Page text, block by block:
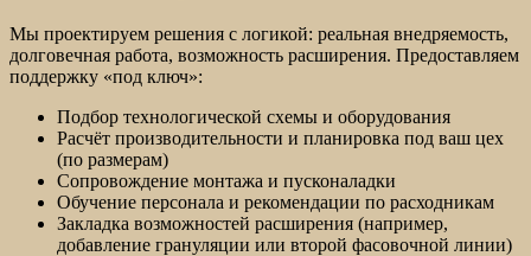
Мы проектируем решения с логикой: реальная внедряемость,
долговечная работа, возможность расширения. Предоставляем
поддержку «под ключ»:
Подбор технологической схемы и оборудования
Расчёт производительности и планировка под ваш цех
(по размерам)
Сопровождение монтажа и пусконаладки
Обучение персонала и рекомендации по расходникам
Закладка возможностей расширения (например,
добавление грануляции или второй фасовочной линии)